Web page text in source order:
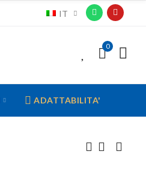
IT
0
ADATTABILITA'